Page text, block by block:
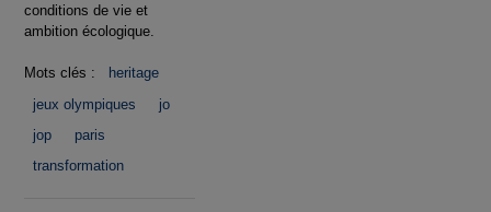
conditions de vie et
ambition écologique.
Mots clés :
heritage
jeux olympiques
jo
jop
paris
transformation